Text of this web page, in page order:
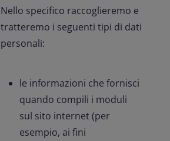
Nello specifico raccoglieremo e
tratteremo i seguenti tipi di dati
personali:
le informazioni che fornisci
quando compili i moduli
sul sito internet (per
esempio, ai fini